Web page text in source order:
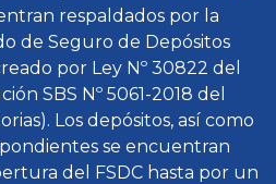
respaldados por la
de Seguro de Depósitos
por Ley Nº 30822 del
SBS Nº 5061-2018 del
Los depósitos, así como
se encuentran
del FSDC hasta por un